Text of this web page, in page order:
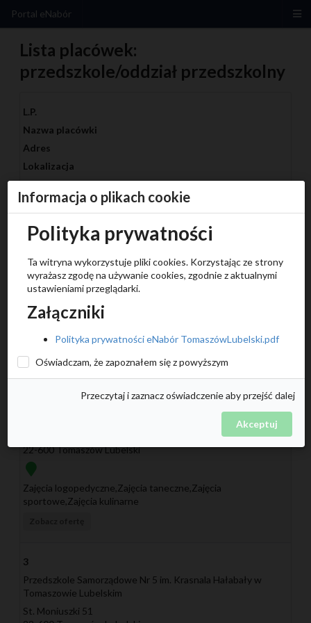
Portal eNabór
Lista placówek:
przedszkole/oddział przedszkolny
L.P.
Nazwa placówki
Adres
Lokalizacja
Zajęcia dodatkowe
Przedszkole Samorządowe Nr 1 im. Jana Brzechwy w
Tomaszowie Lubelskim
Chocimska 17
22-600 Tomaszów Lubelski
Zobacz ofertę
22-600 Tomaszów Lubelski
Zajęcia logopedyczne,Zajęcia taneczne,Zajęcia
sportowe,Zajęcia kulinarne
3
Przedszkole Samorządowe Nr 5 im. Krasnala Hałabały w
Tomaszowie Lubelskim
St. Moniuszki 51
Informacja o plikach cookie
Polityka prywatności
Ta witryna wykorzystuje pliki cookies. Korzystając ze strony
wyrażasz zgodę na używanie cookies, zgodnie z aktualnymi
ustawieniami przeglądarki.
Załączniki
Polityka prywatności eNabór TomaszówLubelski.pdf
Oświadczam, że zapoznałem się z powyższym
Przeczytaj i zaznacz oświadczenie aby przejść dalej
Akceptuj